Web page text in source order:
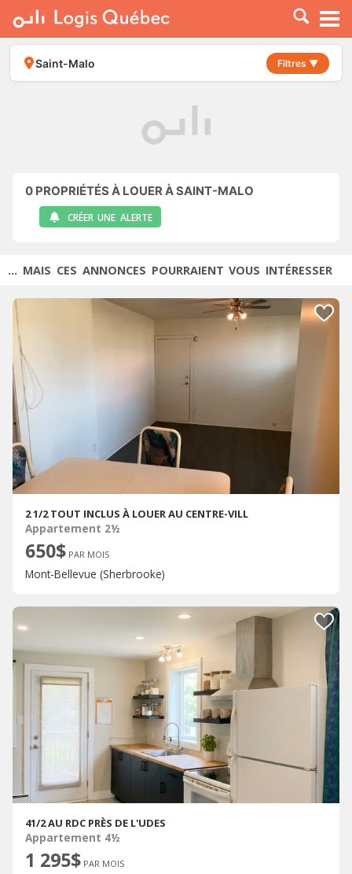
À LOUER
À VENDRE
PLACER UNE ANNONCE
Saint-Malo Filtres ▼
0 PROPRIÉTÉS À LOUER À SAINT-MALO
CRÉER UNE ALERTE
... MAIS CES ANNONCES POURRAIENT VOUS INTÉRESSER
2 1/2 TOUT INCLUS À LOUER AU CENTRE-VILL
Appartement 2½
650$ PAR MOIS
Mont-Bellevue (Sherbrooke)
41/2 AU RDC PRÈS DE L'UDES
Appartement 4½
1 295$ PAR MOIS